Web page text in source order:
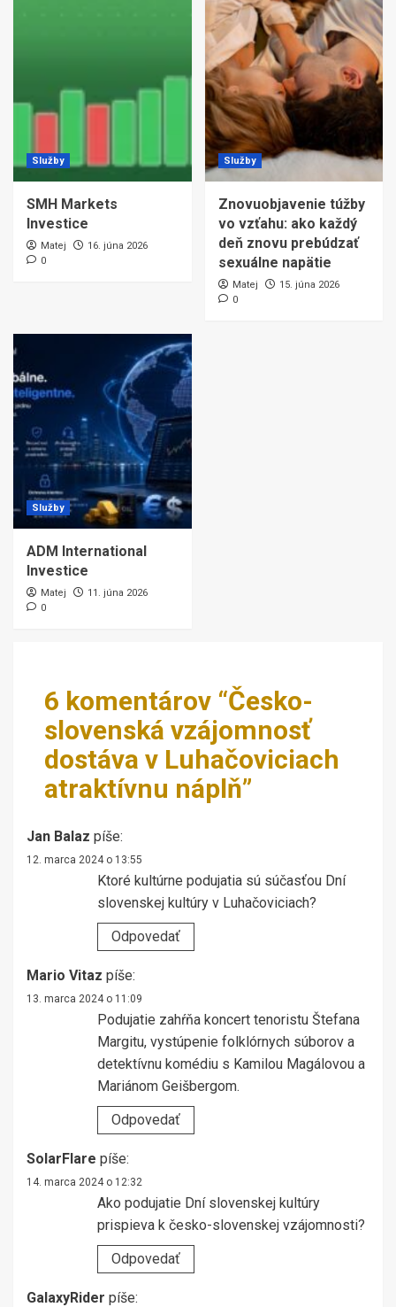
Služby
SMH Markets
Investice
Matej
16. júna 2026
0
Služby
Znovuobjavenie túžby
vo vzťahu: ako každý
deň znovu prebúdzať
sexuálne napätie
Matej
15. júna 2026
0
Služby
ADM International
Investice
Matej
11. júna 2026
0
6 komentárov “Česko-
slovenská vzájomnosť
dostáva v Luhačoviciach
atraktívnu náplň”
Jan Balaz píše:
12. marca 2024 o 13:55
Ktoré kultúrne podujatia sú súčasťou Dní
slovenskej kultúry v Luhačoviciach?
Odpovedať
Mario Vitaz píše:
13. marca 2024 o 11:09
Podujatie zahŕňa koncert tenoristu Štefana
Margitu, vystúpenie folklórnych súborov a
detektívnu komédiu s Kamilou Magálovou a
Mariánom Geišbergom.
Odpovedať
SolarFlare píše:
14. marca 2024 o 12:32
Ako podujatie Dní slovenskej kultúry
prispieva k česko-slovenskej vzájomnosti?
Odpovedať
GalaxyRider píše: